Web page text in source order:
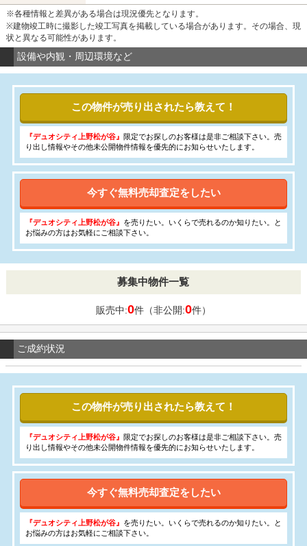
※各種情報と差異がある場合は現況優先となります。
※建物竣工時に撮影した竣工写真を掲載している場合があります。その場合、現
状と異なる可能性があります。
設備や内観・周辺環境など
この物件が売り出されたら教えて！
『デュオシティ上野松が谷』
限定でお探しのお客様は是非ご相談下さい。売
り出し情報やその他未公開物件情報を優先的にお知らせいたします。
今すぐ無料売却査定をしたい
『デュオシティ上野松が谷』 を売りたい。いくらで売れるのか知りたい。と
お悩みの方はお気軽にご相談下さい。
募集中物件一覧
販売中:0件（非公開:0件）
ご成約状況
この物件が売り出されたら教えて！
『デュオシティ上野松が谷』 限定でお探しのお客様は是非ご相談下さい。売
り出し情報やその他未公開物件情報を優先的にお知らせいたします。
今すぐ無料売却査定をしたい
『デュオシティ上野松が谷』 を売りたい。いくらで売れるのか知りたい。と
お悩みの方はお気軽にご相談下さい。